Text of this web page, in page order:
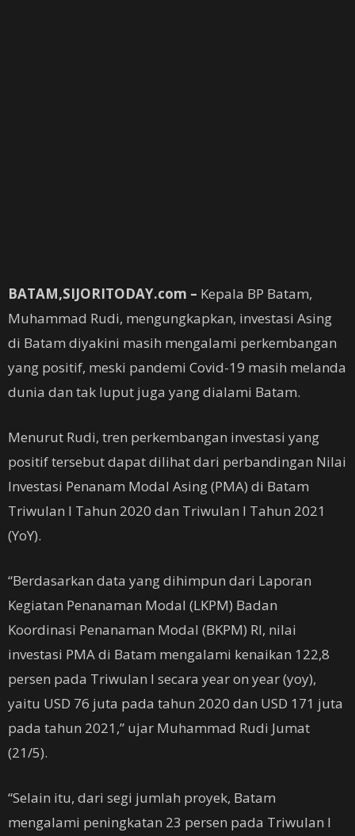
BATAM,SIJORITODAY.com – Kepala BP Batam,
Muhammad Rudi, mengungkapkan, investasi Asing
di Batam diyakini masih mengalami perkembangan
yang positif, meski pandemi Covid-19 masih melanda
dunia dan tak luput juga yang dialami Batam.
Menurut Rudi, tren perkembangan investasi yang
positif tersebut dapat dilihat dari perbandingan Nilai
Investasi Penanam Modal Asing (PMA) di Batam
Triwulan I Tahun 2020 dan Triwulan I Tahun 2021
(YoY).
“Berdasarkan data yang dihimpun dari Laporan
Kegiatan Penanaman Modal (LKPM) Badan
Koordinasi Penanaman Modal (BKPM) RI, nilai
investasi PMA di Batam mengalami kenaikan 122,8
persen pada Triwulan I secara year on year (yoy),
yaitu USD 76 juta pada tahun 2020 dan USD 171 juta
pada tahun 2021,” ujar Muhammad Rudi Jumat
(21/5).
“Selain itu, dari segi jumlah proyek, Batam
mengalami peningkatan 23 persen pada Triwulan I